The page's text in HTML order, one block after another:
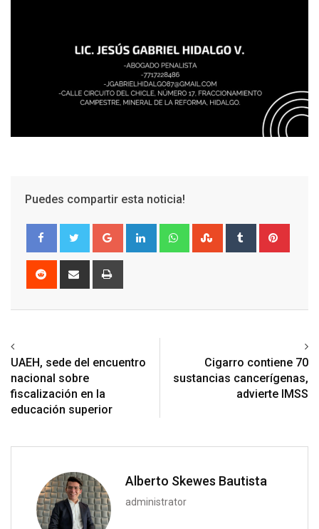
Puedes compartir esta noticia!
Google+ LinkedIn WhatsappStumbleUpon
Tumblr
Reddit
Share
UAEH, sede del encuentro
nacional sobre
fiscalización en la
educación superior
Cigarro contiene 70
sustancias cancerígenas,
advierte IMSS
Alberto Skewes Bautista
administrator